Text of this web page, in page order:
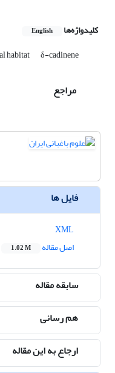
کلیدواژه‌ها English
habitat δ-cadinene
مراجع
فایل ها
اصل مقاله
1.02 M
سابقه مقاله
هم رسانی
ارجاع به این مقاله